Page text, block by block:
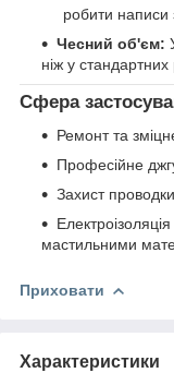
робити написи
Чесний об'єм:
ніж у
Сфера
Ремонт та
Професійне
Захист
мастильними
Приховати
Характеристики